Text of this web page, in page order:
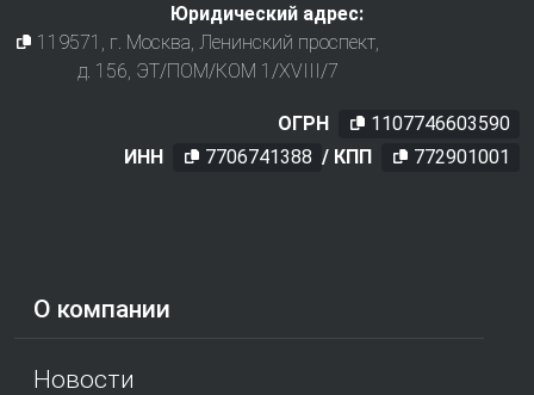
О компании
Новости
Юридический адрес:
119571 , г. Москва, Ленинский проспект,
д. 156, ЭТ/ПОМ/КОМ 1/XVIII/7
ОГРН
1107746603590
ИНН
7706741388 / КПП 772901001